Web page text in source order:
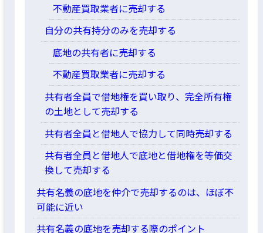
不動産買取業者に売却する
自分の共有持分のみを売却する
底地の共有者に売却する
不動産買取業者に売却する
共有者全員で借地権を買い取り、完全所有権
の土地として売却する
共有者全員と借地人で協力して同時売却する
共有者全員と借地人で底地と借地権を等価交
換して売却する
共有名義の底地を仲介で売却するのは、ほぼ不
可能に近い
共有名義の底地を売却する際のポイント